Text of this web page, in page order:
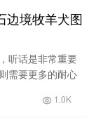
边境牧羊犬图
听话是非常重要
需要更多的耐心
1.0K